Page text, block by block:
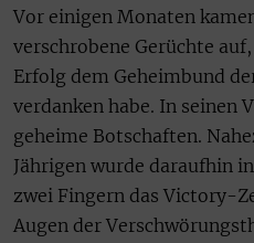
Vor einigen Monaten
verschrobene Gerüchte
Erfolg dem Geheimbund
verdanken habe. In seinen
geheime Botschaften.
Jährigen wurde daraufhin
zwei Fingern das Victory-
Augen der